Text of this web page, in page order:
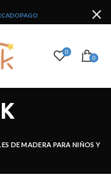
0
0
DE MADERA PARA NIÑOS Y